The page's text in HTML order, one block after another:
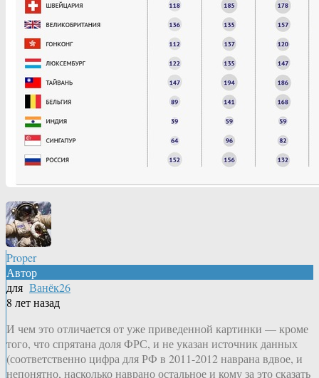
Proper
Автор
для Ванёк26
8 лет назад
И чем это отличается от уже приведенной картинки — кроме
того, что спрятана доля ФРС, и не указан источник данных
(соответственно цифра для РФ в 2011-2012 наврана вдвое, и
непонятно, насколько наврано остальное и кому за это сказать